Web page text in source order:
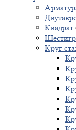
Квадрат
Круг